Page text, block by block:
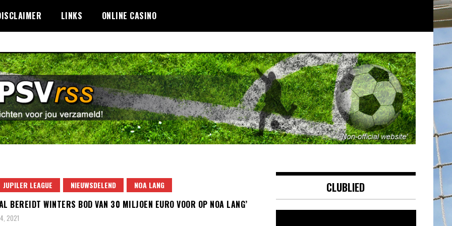
LINKS ONLINE CASINO
JUPILER LEAGUE NIEUWSDELEND NOA LANG
BEREIDT WINTERS BOD VAN 30 MILJOEN EURO VOOR OP NOA LANG’
2021
CLUBLIED